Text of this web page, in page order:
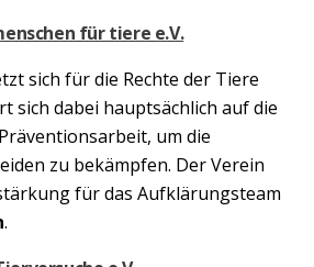
für tiere e.V.
sich für die Rechte der Tiere
sich dabei hauptsächlich auf die
um die
zu bekämpfen. Der Verein
für das Aufklärungsteam
.